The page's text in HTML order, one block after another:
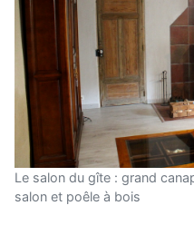
Le salon du gîte : grand
salon et poêle à bois